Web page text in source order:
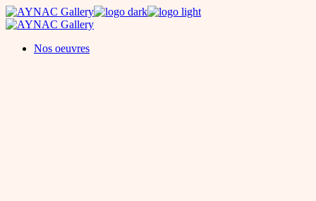
Skip
to
contentNos oeuvres